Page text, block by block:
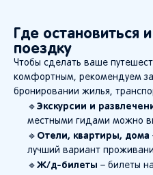
Где остановиться
поездку
Чтобы сделать ваше
комфортным, рекомендуем
бронировании жилья,
🔹 Экскурсии и
местными гидами можно
🔹 Отели, квартиры, дома
лучший вариант
🔹 Ж/д-билеты – билеты